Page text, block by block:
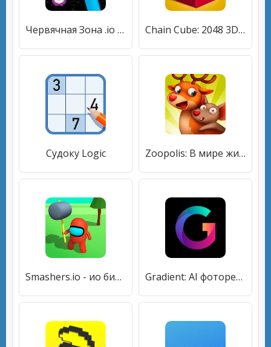
Червячная Зона .io - Прожорливый Червячок Chain Cube: 2048 3D merge game
Судоку Logic Zoopolis: В мире животных
Smashers.io - ио битва! Gradient: AI фоторедактор